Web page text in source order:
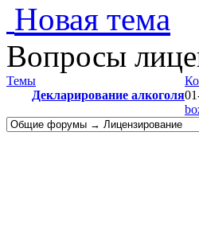
Новая тема
Вопросы
Темы
Декларирование алкоголя